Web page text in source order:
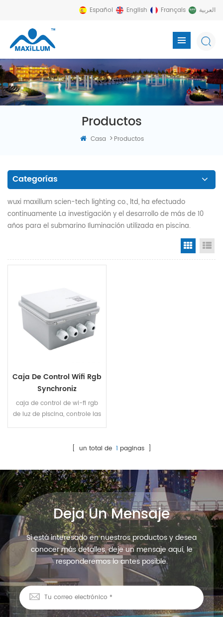
Español English Français العربية
Productos
Casa > Productos
Categorías
wuxi maxillum scien-tech lighting co., ltd, ha efectuado
continuamente La investigación y el desarrollo de más de 10
años para el submarino Iluminación utilizada en piscina.
Grid
Caja De Control Wifi Rgb
Synchroniz
caja de control de wi-fi rgb
de luz de piscina, controle las
lámparas rgb por móvil,
e ios. El color de la luz
música en su dispositivo
inteligente.
[ un total de 1 paginas ]
Deja Un Mensaje
Si está interesado en nuestros productos y desea
conocer más detalles, deje un mensaje aquí, le
responderemos lo antes posible.